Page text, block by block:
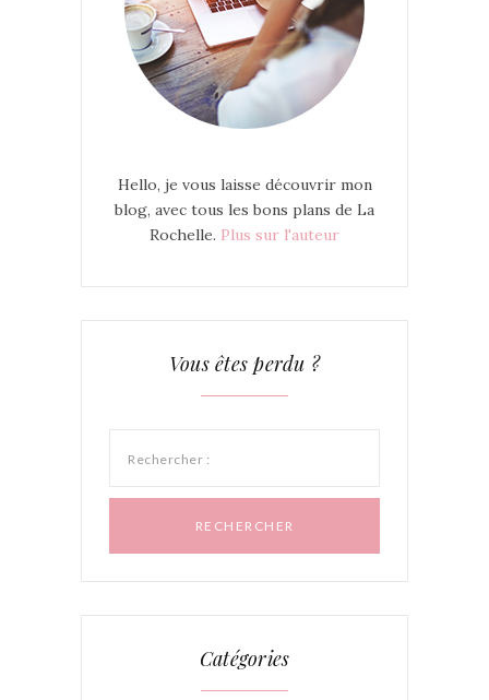
Hello, je vous laisse découvrir mon
blog, avec tous les bons plans de La
Rochelle. Plus sur l'auteur
Vous êtes perdu ?
Rechercher :
Catégories